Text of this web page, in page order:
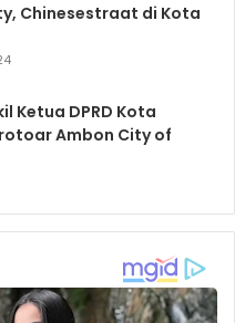
Chinesestraat di Kota
Ketua DPRD Kota
Ambon City of